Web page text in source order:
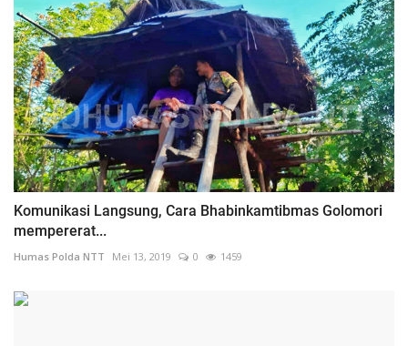
Komunikasi Langsung, Cara Bhabinkamtibmas Golomori
mempererat...
Humas Polda NTT Mei 13, 2019 0 1459